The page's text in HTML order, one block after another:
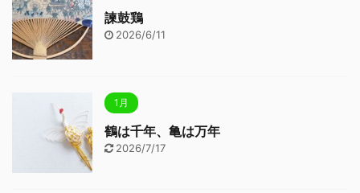
諫鼓鶏
2026/6/11
1月
鶴は千年、亀は万年
2026/7/17